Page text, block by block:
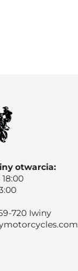
otwarcia:
720 Iwiny